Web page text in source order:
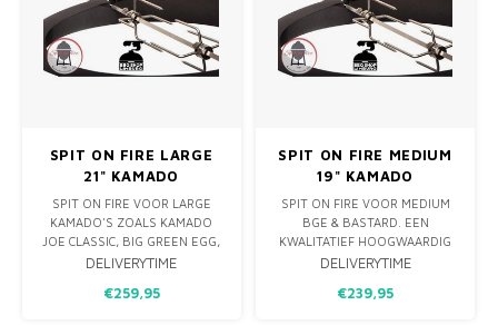
SPIT ON FIRE LARGE
21" KAMADO
SPIT ON FIRE VOOR LARGE
KAMADO'S ZOALS KAMADO
JOE CLASSIC, BIG GREEN EGG,
BASTARD OF MASTERBUILT
HOOGWAARDIG DRAAISPIT
DELIVERYTIME
€259,95
SPIT ON FIRE MEDIUM
19" KAMADO
SPIT ON FIRE VOOR MEDIUM
BGE & BASTARD. EEN
KWALITATIEF HOOGWAARDIG
DRAAISPIT VOOR JE BBQ,
POEDERCOAT RVS.
DELIVERYTIME
€239,95